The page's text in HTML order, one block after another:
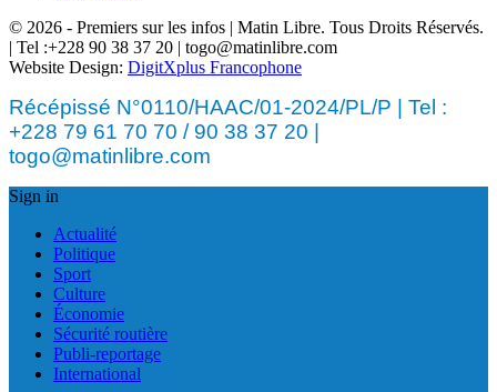
© 2026 - Premiers sur les infos | Matin Libre. Tous Droits Réservés.
| Tel :+228 90 38 37 20 | togo@matinlibre.com
Website Design: DigitXplus Francophone
Récépissé N°0110/HAAC/01-2024/PL/P | Tel :
+228 79 61 70 70 / 90 38 37 20 |
togo@matinlibre.com
Sign in
Actualité
Politique
Sport
Culture
Économie
Sécurité routière
Publi-reportage
International